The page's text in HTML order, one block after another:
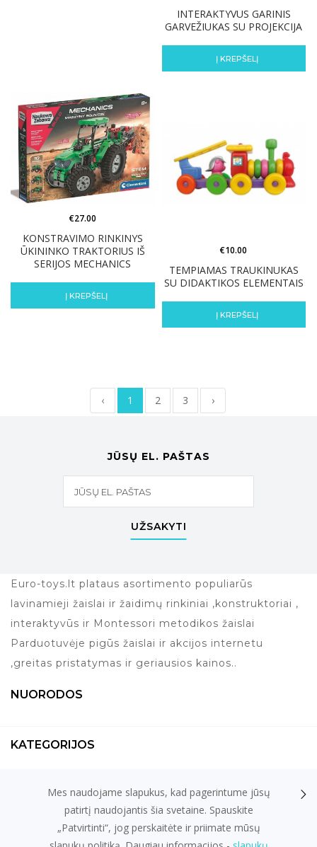
INTERAKTYVUS GARINIS
GARVEŽIUKAS SU PROJEKCIJA
Į KREPŠELĮ
KONSTRAVIMO RINKINYS
ŪKININKO TRAKTORIUS IŠ
SERIJOS MECHANICS
€27.00
Į KREPŠELĮ
TEMPIAMAS TRAUKINUKAS
SU DIDAKTIKOS ELEMENTAIS
€10.00
Į KREPŠELĮ
‹ 1 2 3 ›
JŪSŲ EL. PAŠTAS
UŽSAKYTI
Euro-toys.lt plataus asortimento populiarūs
lavinamieji žaislai ir žaidimų rinkiniai ,konstruktoriai ,
interaktyvūs ir Montessori metodikos žaislai
Parduotuvėje pigūs žaislai ir akcijos internetu
,greitas pristatymas ir geriausios kainos..
NUORODOS
KATEGORIJOS
KONTAKTAIMes naudojame slapukus, kad pagerintume jūsų
patirtį naudojantis šia svetaine. Spauskite
„Patvirtinti“, jog perskaitėte ir priimate mūsų